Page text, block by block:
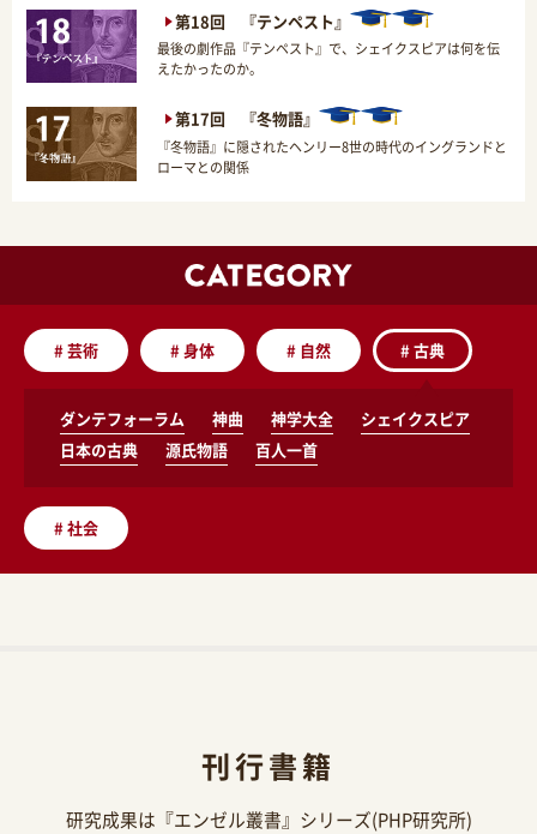
第18回 『テンペスト』
最後の劇作品『テンペスト』で、シェイクスピアは何を伝
えたかったのか。
第17回 『冬物語』
『冬物語』に隠されたヘンリー8世の時代のイングランドと
ローマとの関係
#芸術 #身体 # 自然 #古典
ダンテフォーラム 神曲 神学大全
シェイクスピア
日本の古典
源氏物語 百人一首
#社会
刊行書籍
研究成果は『エンゼル叢書』シリーズ(PHP研究所)